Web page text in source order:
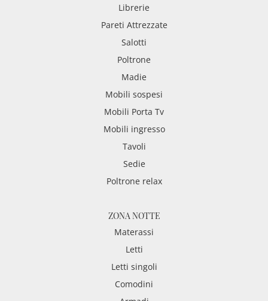
Librerie
Pareti Attrezzate
Salotti
Poltrone
Madie
Mobili sospesi
Mobili Porta Tv
Mobili ingresso
Tavoli
Sedie
Poltrone relax
ZONA NOTTE
Materassi
Letti
Letti singoli
Comodini